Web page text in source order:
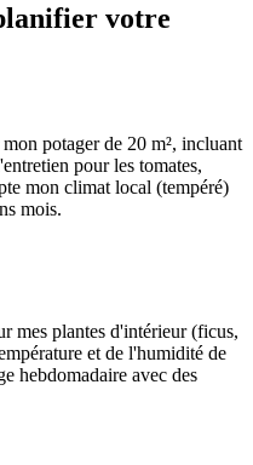
votre
potager de 20 m², incluant
pour les tomates,
mon climat local (tempéré)
mois.
mes plantes d'intérieur (ficus,
et de l'humidité de
hebdomadaire avec des